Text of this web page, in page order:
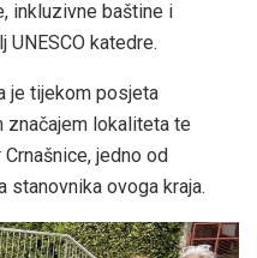
inkluzivne baštine i
katedre.
je tijekom posjeta
značajem lokaliteta te
jedno od
stanovnika ovoga kraja.